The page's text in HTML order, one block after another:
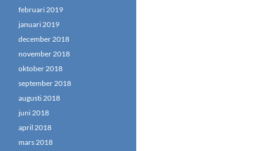
februari 2019
januari 2019
december 2018
november 2018
oktober 2018
september 2018
augusti 2018
juni 2018
april 2018
mars 2018